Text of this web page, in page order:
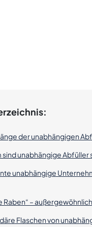
der unabhängigen
sind unabhängige Abfüller
unabhängige
Raben“ –
Flaschen von